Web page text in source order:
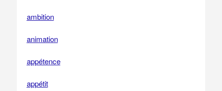
ambition
animation
appétence
appétit